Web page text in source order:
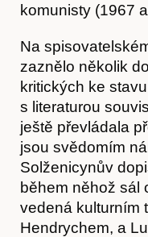
komunisty (1967
Na
zaznělo několik
kritických ke
s literaturou
ještě převládala
jsou svědomím
Solženicynův
během něhož sál
vedená kulturním
Hendrychem, a